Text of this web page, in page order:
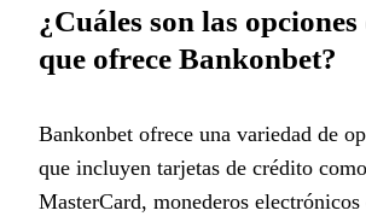
¿Cuáles son las opciones
que ofrece Bankonbet?
Bankonbet ofrece una variedad de
que incluyen tarjetas de crédito
MasterCard, monederos